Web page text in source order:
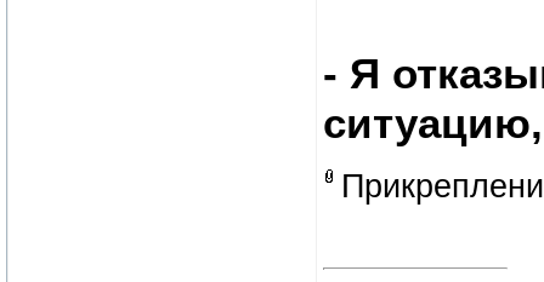
- Я
ситуацию,